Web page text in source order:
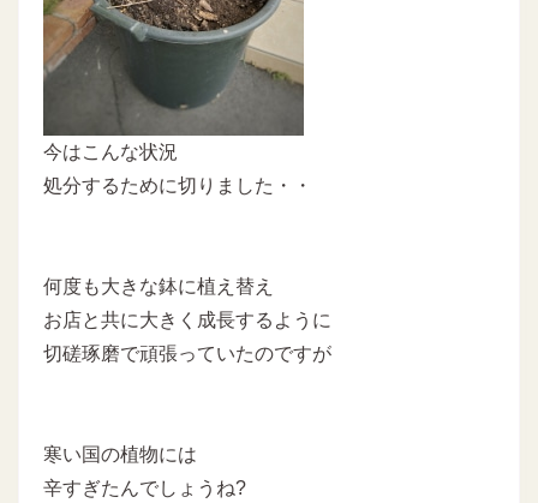
今はこんな状況
処分するために切りました・・
何度も大きな鉢に植え替え
お店と共に大きく成長するように
切磋琢磨で頑張っていたのですが
寒い国の植物には
辛すぎたんでしょうね?